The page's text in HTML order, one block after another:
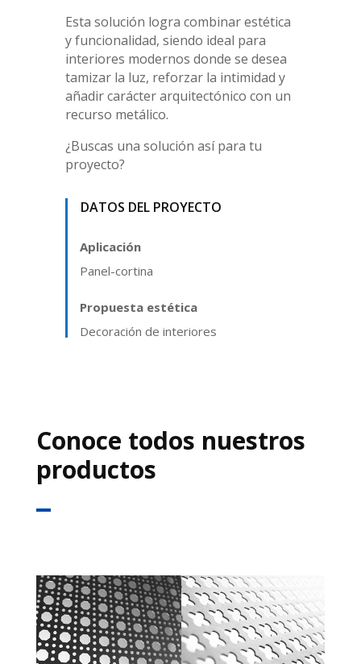
Esta solución logra combinar estética
y funcionalidad, siendo ideal para
interiores modernos donde se desea
tamizar la luz, reforzar la intimidad y
añadir carácter arquitectónico con un
recurso metálico.
¿Buscas una solución así para tu
proyecto?
DATOS DEL PROYECTO
Aplicación
Panel-cortina
Propuesta estética
Decoración de interiores
Conoce todos nuestros
productos